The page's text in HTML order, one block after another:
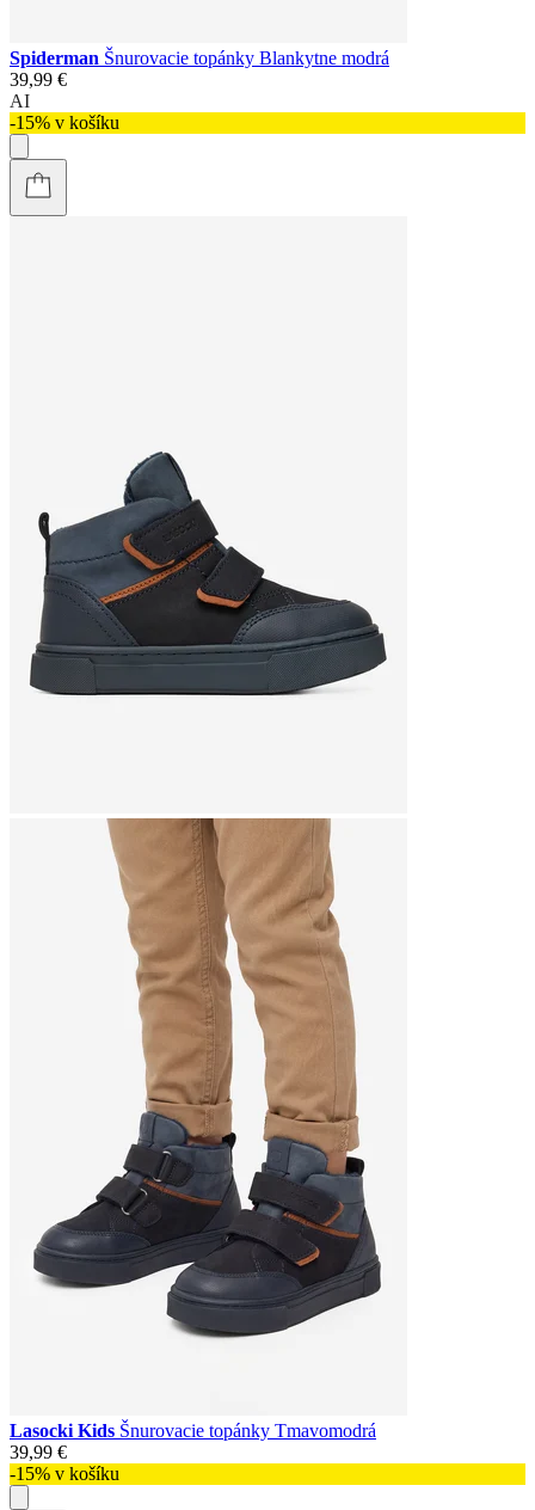
Spiderman Šnurovacie topánky Blankytne modrá
39,99 €
AI
-15% v košíku
Lasocki Kids Šnurovacie topánky Tmavomodrá
39,99 €
-15% v košíku